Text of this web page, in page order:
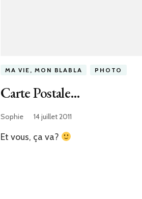
MA VIE, MON BLABLA PHOTO
Carte Postale…
Sophie 14 juillet 2011
Et vous, ça va?